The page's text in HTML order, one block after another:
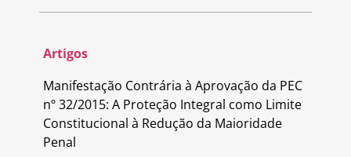
Artigos
Manifestação Contrária à Aprovação da PEC
nº 32/2015: A Proteção Integral como Limite
Constitucional à Redução da Maioridade
Penal